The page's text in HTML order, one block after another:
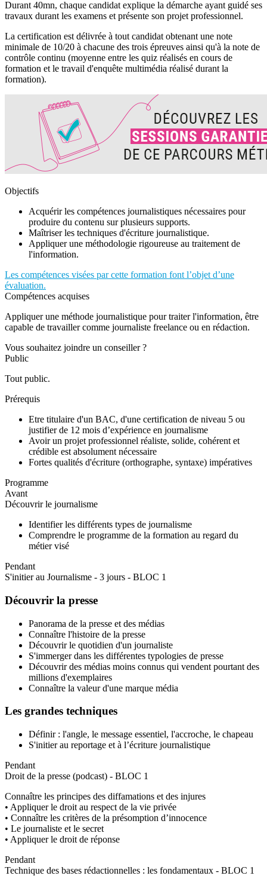
Durant 40mn, chaque candidat explique la démarche ayant guidé ses
travaux durant les examens et présente son projet professionnel.
La certification est délivrée à tout candidat obtenant une note
minimale de 10/20 à chacune des trois épreuves ainsi qu'à la note de
contrôle continu (moyenne entre les quiz réalisés en cours de
formation et le travail d'enquête multimédia réalisé durant la
formation).
Objectifs
Acquérir les compétences journalistiques nécessaires pour
produire du contenu sur plusieurs supports.
Maîtriser les techniques d'écriture journalistique.
Appliquer une méthodologie rigoureuse au traitement de
l'information.
Les compétences visées par cette formation font l’objet d’une
évaluation.
Compétences acquises
Appliquer une méthode journalistique pour traiter l'information, être
capable de travailler comme journaliste freelance ou en rédaction.
Vous souhaitez joindre un conseiller ?
Public
Tout public.
Prérequis
Etre titulaire d'un BAC, d'une certification de niveau 5 ou
justifier de 12 mois d’expérience en journalisme
Avoir un projet professionnel réaliste, solide, cohérent et
crédible est absolument nécessaire
Fortes qualités d'écriture (orthographe, syntaxe) impératives
Programme
Avant
Découvrir le journalisme
Identifier les différents types de journalisme
Comprendre le programme de la formation au regard du
métier visé
Pendant
S'initier au Journalisme - 3 jours - BLOC 1
Découvrir la presse
Panorama de la presse et des médias
Connaître l'histoire de la presse
Découvrir le quotidien d'un journaliste
S'immerger dans les différentes typologies de presse
Découvrir des médias moins connus qui vendent pourtant des
millions d'exemplaires
Connaître la valeur d'une marque média
Les grandes techniques
Définir : l'angle, le message essentiel, l'accroche, le chapeau
S'initier au reportage et à l’écriture journalistique
Pendant
Droit de la presse (podcast) - BLOC 1
Connaître les principes des diffamations et des injures
• Appliquer le droit au respect de la vie privée
• Connaître les critères de la présomption d’innocence
• Le journaliste et le secret
• Appliquer le droit de réponse
Pendant
Technique des bases rédactionnelles : les fondamentaux - BLOC 1